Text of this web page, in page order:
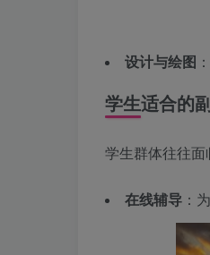
设计与绘图
学生适合的
学生群体往往面
在线辅导 ：